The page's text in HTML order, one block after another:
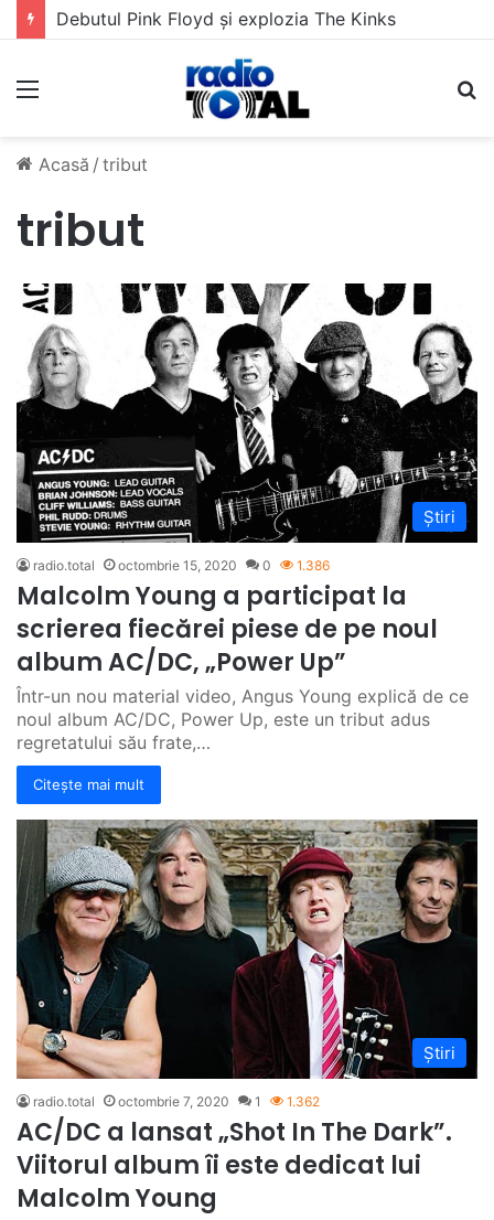
Debutul Pink Floyd și explozia The Kinks
Meniu
Acasă / tribut
tribut
Știri
radio.total octombrie 15, 2020 0 1.386
Malcolm Young a participat la
scrierea fiecărei piese de pe noul
album AC/DC, „Power Up”
Într-un nou material video, Angus Young explică de ce
noul album AC/DC, Power Up, este un tribut adus
regretatului său frate,…
Citește mai mult
Știri
radio.total octombrie 7, 2020 1 1.362
AC/DC a lansat „Shot In The Dark”.
Viitorul album îi este dedicat lui
Malcolm Young